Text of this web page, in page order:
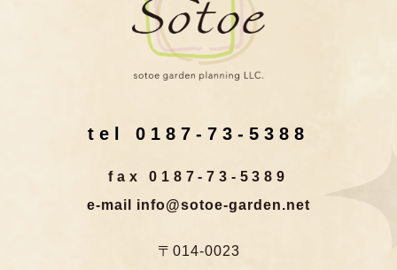
tel 0187-73-5388
fax 0187-73-5389
e-mail info@sotoe-garden.net
〒014-0023